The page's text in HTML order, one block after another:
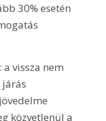
30% esetén
vissza nem
közvetlenül a